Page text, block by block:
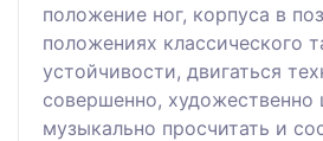
положение ног, корпуса в
положениях классического
устойчивости, двигаться
совершенно, художественно
музыкально просчитать и